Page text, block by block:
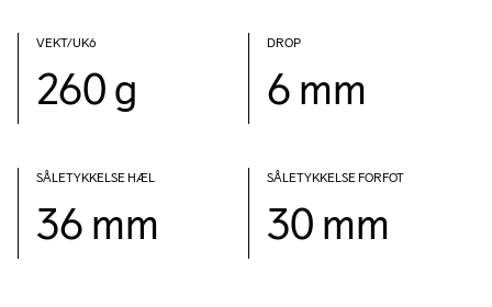
VEKT/UK6
260 g
DROP
6 mm
SÅLETYKKELSE HÆL
36 mm
SÅLETYKKELSE FORFOT
30 mm